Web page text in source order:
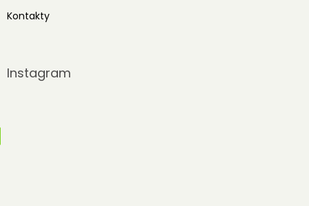
Kontakty
Instagram